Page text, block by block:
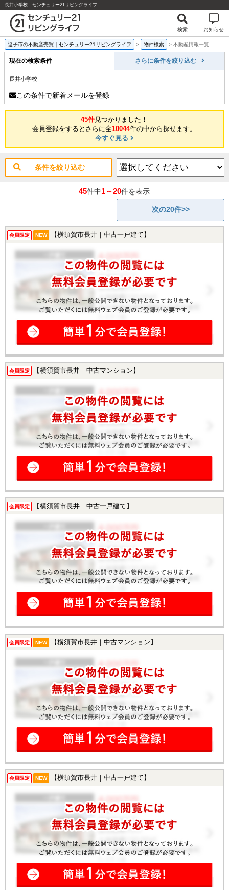
長井小学校｜センチュリー21リビングライフ
検索 お知らせ
逗子市の不動産売買｜センチュリー21リビングライフ > 物件検索 > 不動産情報一覧
現在の検索条件 さらに条件を絞り込む
長井小学校
この条件で新着メールを登録
45件見つかりました！
会員登録をするとさらに全10044件の中から探せます。
今すぐ見る
条件を絞り込む
45件中1～20件を表示
次の20件>>
会員限定 NEW 【横須賀市長井｜中古一戸建て】
会員限定 【横須賀市長井｜中古マンション】
会員限定 【横須賀市長井｜中古一戸建て】
会員限定 NEW 【横須賀市長井｜中古マンション】
会員限定 NEW 【横須賀市長井｜中古一戸建て】